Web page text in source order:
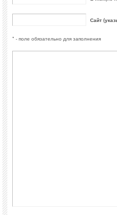
Сайт
* - поле обязательно для заполнения